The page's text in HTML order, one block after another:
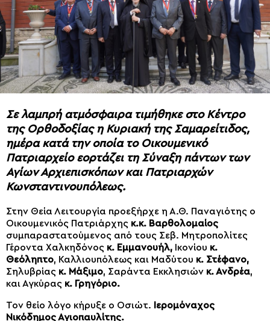
Σε λαμπρή ατμόσφαιρα τιμήθηκε στο Κέντρο
της Ορθοδοξίας η Κυριακή της Σαμαρείτιδος,
ημέρα κατά την οποία το Οικουμενικό
Πατριαρχείο εορτάζει τη Σύναξη πάντων των
Αγίων Αρχιεπισκόπων και Πατριαρχών
Κωνσταντινουπόλεως.
Στην Θεία Λειτουργία προεξήρχε η Α.Θ. Παναγιότης ο
Οικουμενικός Πατριάρχης κ.κ. Βαρθολομαίος
συμπαραστατούμενος από τους Σεβ. Μητροπολίτες
Γέροντα Χαλκηδόνος κ. Εμμανουήλ, Ικονίου κ.
Θεόληπτο, Καλλιουπόλεως και Μαδύτου κ. Στέφανο,
Σηλυβρίας κ. Μάξιμο, Σαράντα Εκκλησιών κ. Ανδρέα,
και Αγκύρας κ. Γρηγόριο.
Τον θείο λόγο κήρυξε ο Οσιώτ.
Ιερομόναχος
Νικόδημος Αγιοπαυλίτης.